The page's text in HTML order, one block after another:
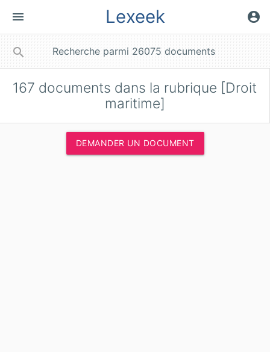
menu Lexeek account_circle
search
167 documents dans la rubrique [Droit
maritime]
DEMANDER UN DOCUMENT